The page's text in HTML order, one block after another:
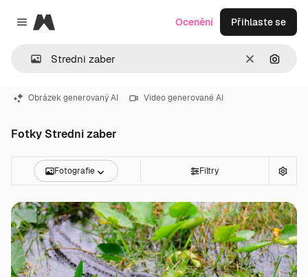
Close menu
Magnific
ZrušitHledat
Ocenění Přihlaste se
Obrázek generovaný AI Video generované AI
Fotky Stredni zaber
Fotografie Filtry